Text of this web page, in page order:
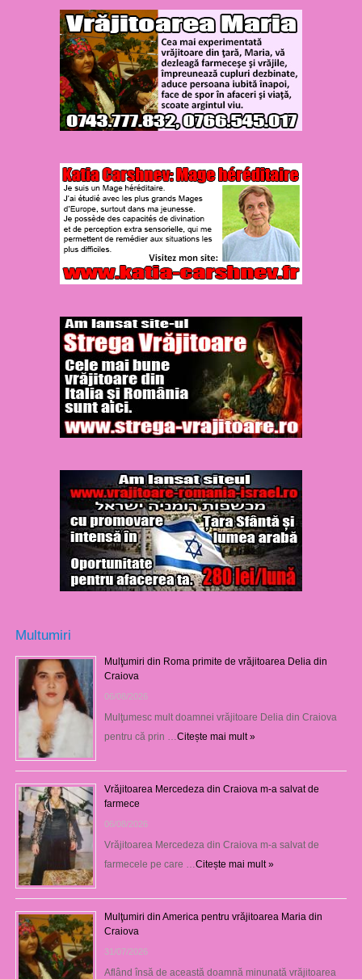
Multumiri
Mulţumiri din Roma primite de vrăjitoarea Delia din
Craiova
06/08/2026
Mulţumesc mult doamnei vrăjitoare Delia din Craiova
pentru că prin … Citește mai mult »
Vrăjitoarea Mercedeza din Craiova m-a salvat de
farmece
06/08/2026
Vrăjitoarea Mercedeza din Craiova m-a salvat de
farmecele pe care … Citește mai mult »
Mulţumiri din America pentru vrăjitoarea Maria din
Craiova
31/07/2026
Aflând însă de această doamnă minunată vrăjitoarea